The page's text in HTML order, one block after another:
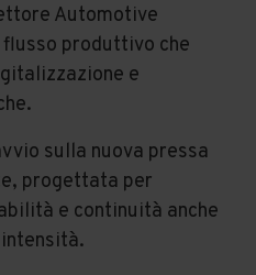
Automotive
produttivo che
e
sulla nuova pressa
progettata per
e continuità anche